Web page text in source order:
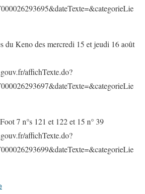
du Keno des mercredi 15 et jeudi 16 août
affichTexte.do?
7 n°s 121 et 122 et 15 n° 39
affichTexte.do?